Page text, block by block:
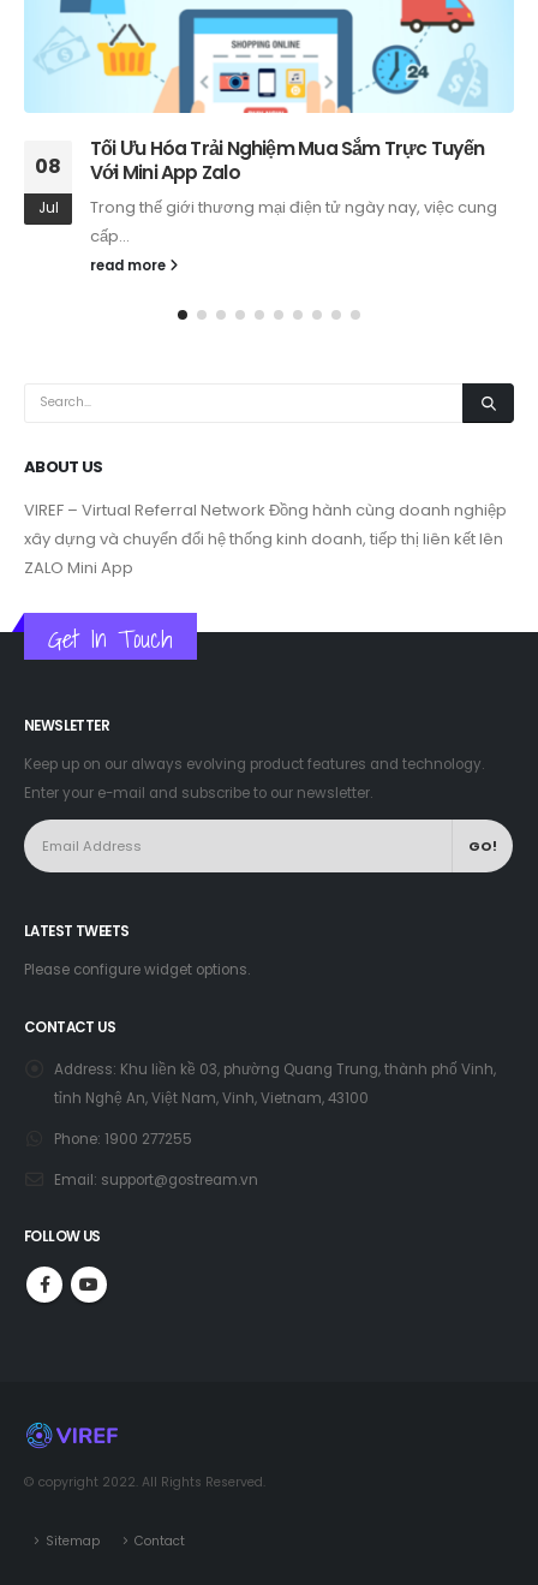
28
Jun
7 Nguyên Tắc Quản Lý Nhân Sự Giúp Tối Ưu Hóa
Doanh Nghiệp
Quản lý nhân sự là nền tảng thiết yếu để các tổ...
read more
xây dựng và chuyển đổi hệ thống kinh doanh, tiếp thị liên kết lên
ZALO Mini App
Get In Touch
Keep up on our always evolving product features and technology.
Enter your e-mail and subscribe to our newsletter.
Please configure widget options.
tỉnh Nghệ An, Việt Nam, Vinh, Vietnam, 43100
Phone: 1900 277255
Email: support@gostream.vn
© copyright 2022. All Rights Reserved.